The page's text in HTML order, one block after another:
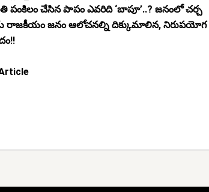
పంకిలం చేసిన పాపం ఎవరిది ‘బాపూ’..? జనంలో చర్చ
రాజకీయం జనం ఆలోచనల్ని దిక్కుమాలిన, నిరుపయోగ